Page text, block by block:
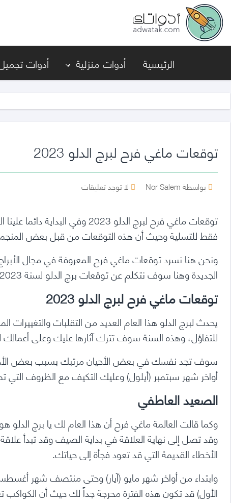
الرئيسية أدوات منزلية أدوات
توقعات ماغي فرح لبرج الدلو 2023
كاتب
بواسطة Nor Salem لا توجد تعليقاتعلى
فرح
لبرج
الدلو
توقعات ماغي فرح لبرج الدلو
فقط للتسلية وحيث أن هذه التوقعات من قبل بعض
ونحن هنا نسرد توقعات ماغي فرح المعروفة في مجال
الجديدة وهنا سوف نتكلم عن توقعات برج الدلو لسنة 2023.
توقعات ماغي فرح لبرج الدلو 2023
يحدث لبرج الدلو هذا العام العديد من التقلبات
للتفاؤل، وهذه السنة سوف تترك آثارها عليك وعلى أعمالك
سوف تجد نفسك في بعض الأحيان مرتبك بسبب بعض
أواخر شهر سبتمبر (أيلول) وعليك التكيف مع الظروف التي
الصعيد العاطفي
وكما قالت العالمة ماغي فرح أن هذا العام لك يا برج الدلو
وقد تصل إلى نهاية العلاقة في بداية الصيف وقد تبدأ
الأخطاء القديمة التي قد تعود فجأة إلى حياتك.
الأول) قد تكون هذه الفترة محرجة جداً لك حيث أن